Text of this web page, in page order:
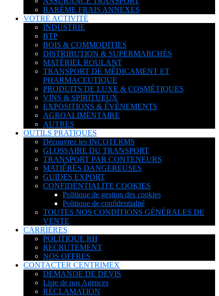
BARÈME FRAIS ANNEXES
VOTRE ACTIVITÉ
INDUSTRIE
BTP
BOIS & COMMODITIES
DISTRIBUTION & SUPERMARCHÉS
MATÉRIEL ROULANT
TRANSPORT DE MÉDICAMENT ET
PHARMACEUTIQUE
PRODUITS DE LUXE & COSMÉTIQUES
VINS & SPIRITUEUX
EXPOSITIONS & ÉVÉNEMENTS
AGROALIMENTAIRE
AUTRES
OUTILS PRATIQUES
Découvrez les INCOTERMS
GLOSSAIRE DU TRANSPORT
TRANSPORT PAR CONTENEURS
MATIÈRES DANGEREUSES
GUIDES EXPORT
CONFIDENTIALITE COOKIES
Politique de gestion des cookies
Politique de confidentialité
TOUTES NOS CONDITIONS GÉNÉRALES DE
VENTE
CARRIÈRES
POLITIQUE RH
RECRUTEMENT
NOS OFFRES
CONTACTER CENTRIMEX
DEMANDE DE DEVIS
Liste de nos Agences
RÉCLAMATION